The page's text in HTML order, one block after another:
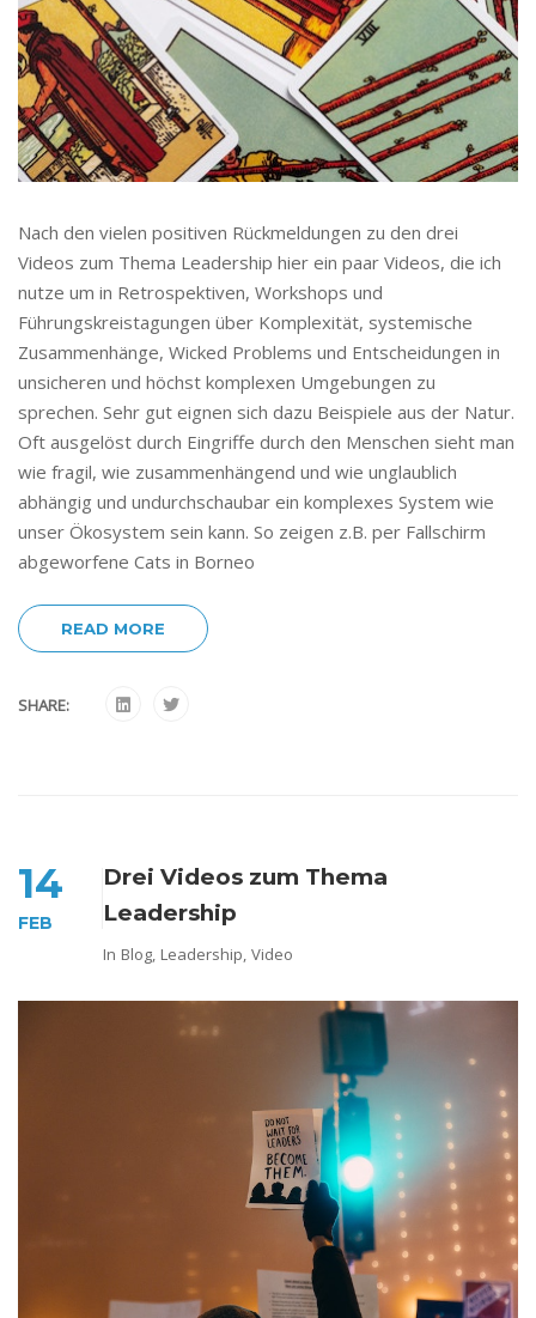
Nach den vielen positiven Rückmeldungen zu den drei
Videos zum Thema Leadership hier ein paar Videos, die ich
nutze um in Retrospektiven, Workshops und
Führungskreistagungen über Komplexität, systemische
Zusammenhänge, Wicked Problems und Entscheidungen in
unsicheren und höchst komplexen Umgebungen zu
sprechen. Sehr gut eignen sich dazu Beispiele aus der Natur.
Oft ausgelöst durch Eingriffe durch den Menschen sieht man
wie fragil, wie zusammenhängend und wie unglaublich
abhängig und undurchschaubar ein komplexes System wie
unser Ökosystem sein kann. So zeigen z.B. per Fallschirm
abgeworfene Cats in Borneo
READ MORE
SHARE:
14
FEB
Drei Videos zum Thema
Leadership
In Blog, Leadership, Video